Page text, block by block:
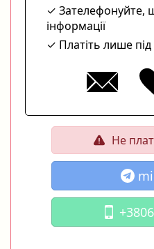
Зателефонуйте,
інформації
Платіть лише під
Не